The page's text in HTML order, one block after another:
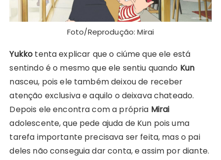
Foto/Reprodução: Mirai
Yukko tenta explicar que o ciúme que ele está
sentindo é o mesmo que ele sentiu quando Kun
nasceu, pois ele também deixou de receber
atenção exclusiva e aquilo o deixava chateado.
Depois ele encontra com a própria Mirai
adolescente, que pede ajuda de Kun pois uma
tarefa importante precisava ser feita, mas o pai
deles não conseguia dar conta, e assim por diante.